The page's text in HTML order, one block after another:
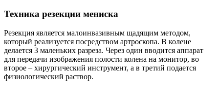
Техника резекции мениска
Резекция является малоинвазивным щадящим методом,
который реализуется посредством артроскопа. В колене
делается 3 маленьких разреза. Через один вводится аппарат
для передачи изображения полости колена на монитор, во
второе – хирургический инструмент, а в третий подается
физиологический раствор.